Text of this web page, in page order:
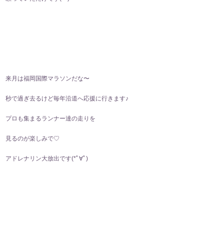
来月は福岡国際マラソンだな〜
秒で過ぎ去るけど毎年沿道へ応援に行きます♪
プロも集まるランナー達の走りを
見るのが楽しみで♡
アドレナリン大放出です(*ﾟ∀ﾟ)